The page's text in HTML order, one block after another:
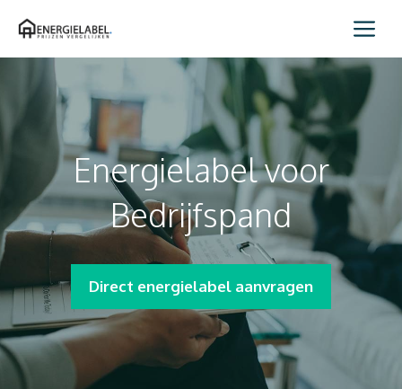
naar
Energielabel voor
Bedrijfspand
Direct energielabel aanvragen